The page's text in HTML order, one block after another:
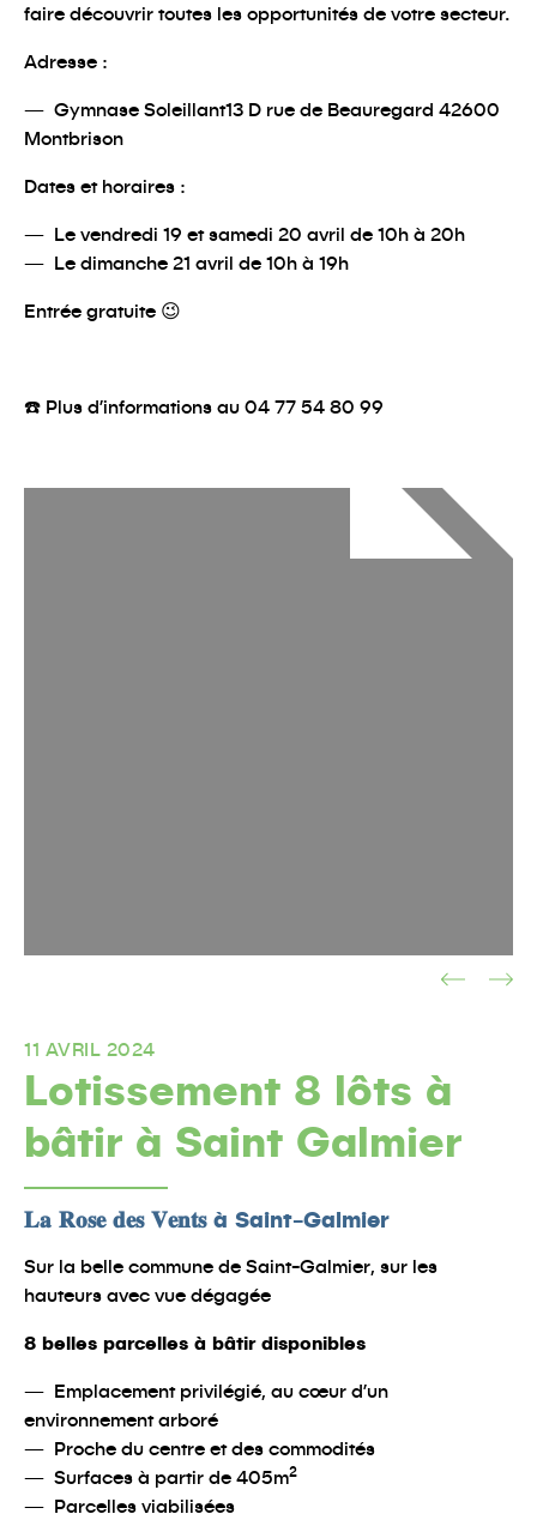
faire découvrir toutes les opportunités de votre secteur.
Adresse :
Gymnase Soleillant13 D rue de Beauregard 42600
Montbrison
Dates et horaires :
Le vendredi 19 et samedi 20 avril de 10h à 20h
Le dimanche 21 avril de 10h à 19h
Entrée gratuite 😉
☎ ️ Plus d’informations au 04 77 54 80 99
11 AVRIL 2024
Lotissement 8 lôts à
bâtir à Saint Galmier
𝐋𝐚 𝐑𝐨𝐬𝐞 𝐝𝐞𝐬 𝐕𝐞𝐧𝐭𝐬 à Saint-Galmier
Sur la belle commune de Saint-Galmier, sur les
hauteurs avec vue dégagée
8 belles parcelles à bâtir disponibles
Emplacement privilégié, au cœur d’un
environnement arboré
Proche du centre et des commodités
Surfaces à partir de 405m²
Parcelles viabilisées